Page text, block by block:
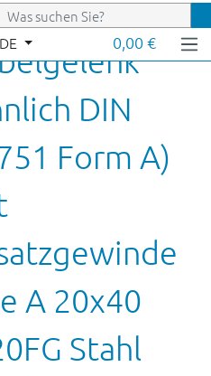
DE 0,00 €
DIN
Form A)
A 20x40
Stahl